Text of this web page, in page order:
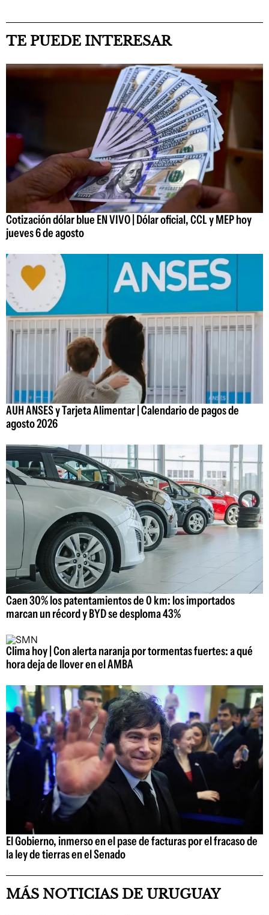
TE PUEDE INTERESAR
Cotización dólar blue EN VIVO | Dólar oficial, CCL y MEP hoy
jueves 6 de agosto
AUH ANSES y Tarjeta Alimentar | Calendario de pagos de
agosto 2026
Caen 30% los patentamientos de 0 km: los importados
marcan un récord y BYD se desploma 43%
Clima hoy | Con alerta naranja por tormentas fuertes: a qué
hora deja de llover en el AMBA
El Gobierno, inmerso en el pase de facturas por el fracaso de
la ley de tierras en el Senado
MÁS NOTICIAS DE URUGUAY